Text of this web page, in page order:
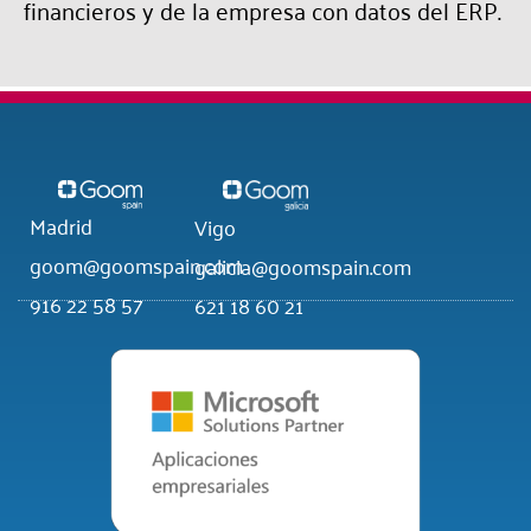
financieros y de la empresa con datos del ERP.
Madrid
goom@goomspain.com
916 22 58 57
Vigo
galicia@goomspain.com
621 18 60 21